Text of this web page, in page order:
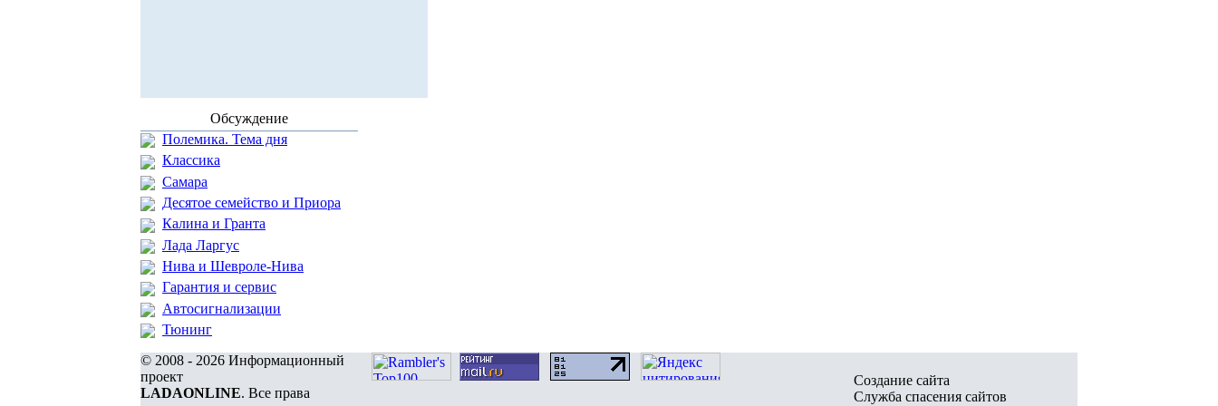
Обсуждение
Полемика. Тема дня
Классика
Самара
Десятое семейство и Приора
Калина и Гранта
Лада Ларгус
Нива и Шевроле-Нива
Гарантия и сервис
Автосигнализации
Тюнинг
© 2008 - 2026 Информационный
проект
LADAONLINE. Все права
Создание сайта
Служба спасения сайтов